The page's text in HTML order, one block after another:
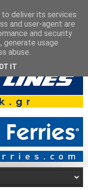
deliver its services
and user-agent are
and security
generate usage
abuse.
IT